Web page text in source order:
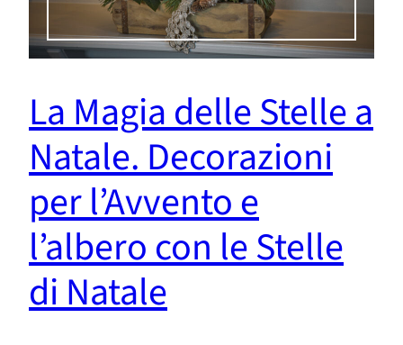
La Magia delle Stelle a
Natale. Decorazioni
per l’Avvento e
l’albero con le Stelle
di Natale